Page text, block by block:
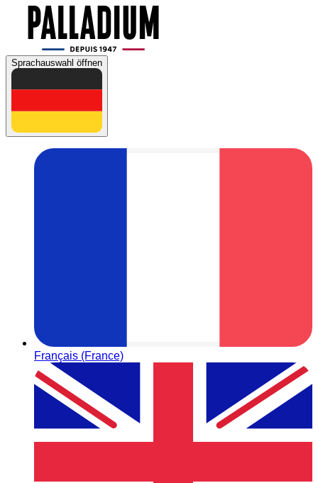
Sprachauswahl öffnen
Français (France)